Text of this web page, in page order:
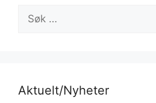
Søk
etter:
Aktuelt/Nyheter